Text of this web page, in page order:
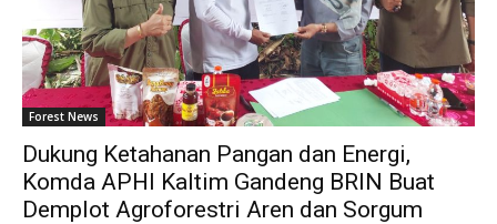
Forest News
Dukung Ketahanan Pangan dan Energi,
Komda APHI Kaltim Gandeng BRIN Buat
Demplot Agroforestri Aren dan Sorgum